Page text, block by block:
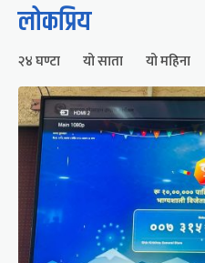
लोकप्रिय
२४ घण्टा यो साता यो महिना